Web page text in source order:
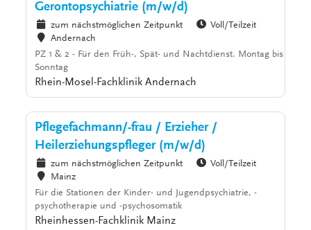
Gerontopsychiatrie (m/w/d)
zum nächstmöglichen Zeitpunkt
Voll/Teilzeit
Andernach
PZ 1 & 2 - Für den Früh-, Spät- und Nachtdienst. Montag bis
Sonntag
Rhein-Mosel-Fachklinik Andernach
Pflegefachmann/-frau / Erzieher /
Heilerziehungspfleger (m/w/d)
zum nächstmöglichen Zeitpunkt
Voll/Teilzeit
Mainz
Für die Stationen der Kinder- und Jugendpsychiatrie, -
psychotherapie und -psychosomatik
Rheinhessen-Fachklinik Mainz